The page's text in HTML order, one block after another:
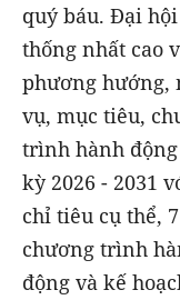
quý báu. Đại
thống nhất cao
phương hướng,
vụ, mục tiêu,
trình hành
kỳ 2026 - 2031
chỉ tiêu cụ thể, 7
chương trình
động và kế